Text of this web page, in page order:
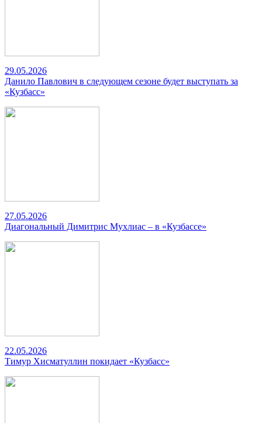
29.05.2026
Данило Павлович в следующем сезоне будет выступать за
«Кузбасс»
27.05.2026
Диагональный Димитрис Мухлиас – в «Кузбассе»
22.05.2026
Тимур Хисматуллин покидает «Кузбасс»